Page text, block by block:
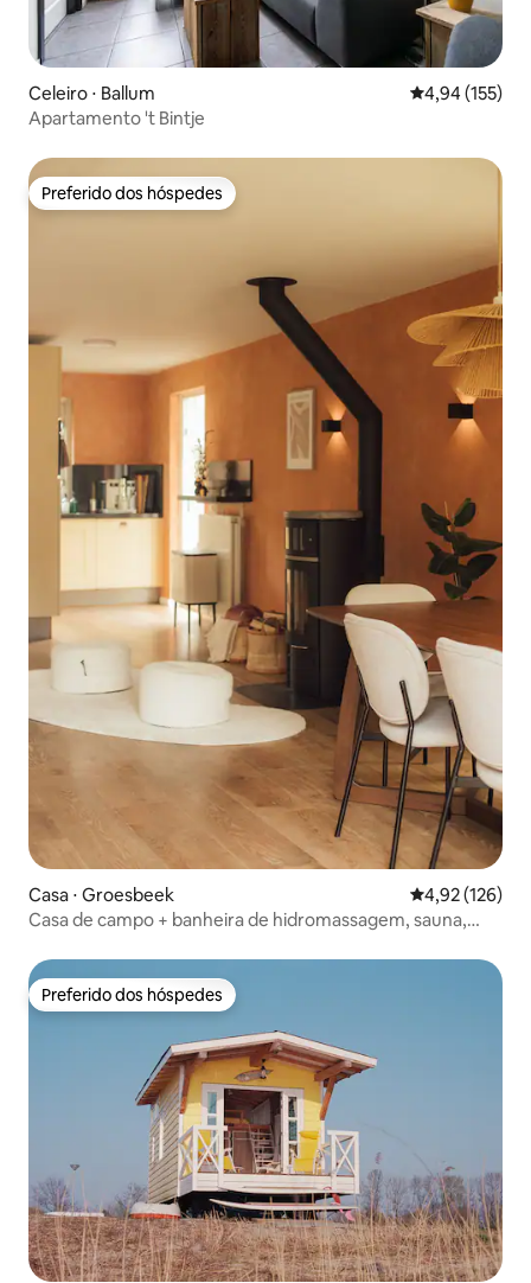
Celeiro ⋅ Ballum 4,94 de uma
4,94 (155)
Apartamento 't Bintje
Preferido dos hóspedes
Preferido dos hóspedes
Casa ⋅ Groesbeek 4,92 de uma
4,92 (126)
Casa de campo + banheira de hidromassagem, sauna,
Preferido dos hóspedes
Preferido dos hóspedes